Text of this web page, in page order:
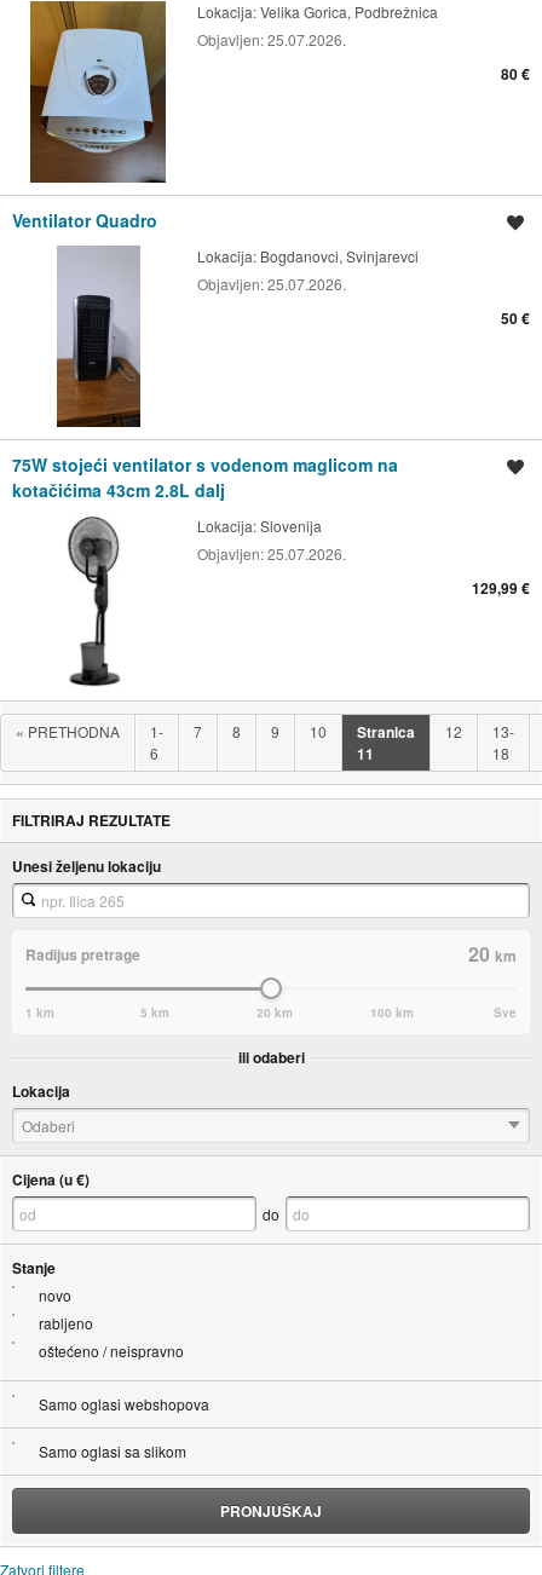
Lokacija:Velika Gorica, Podbrežnica
Objavljen:25.07.2026.
80 €
Ventilator Quadro
Lokacija: Bogdanovci, Svinjarevci
Objavljen:25.07.2026.
50 €
75W stojeći ventilator s vodenom maglicom na
kotačićima 43cm 2.8L dalj
Lokacija:Slovenija
Objavljen:25.07.2026.
129,99 €
« PRETHODNA
1-
6
7 8 9 10
Stranica
11
12
13-
18
FILTRIRAJ REZULTATE
Unesi željenu lokaciju
Radijus pretrage 20km
1 km 5 km 20 km 100 km Sve
ili odaberi
Lokacija
Odaberi
Cijena (u €)
do
Stanje
novo
rabljeno
oštećeno / neispravno
Samo oglasi webshopova
Samo oglasi sa slikom
PRONJUŠKAJ
Zatvori filtere